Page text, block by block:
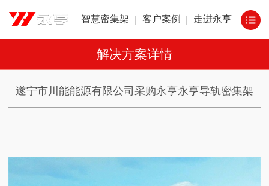
智慧密集架 客户案例 走进永亨
解决方案详情
遂宁市川能能源有限公司采购永亨永亨导轨密集架